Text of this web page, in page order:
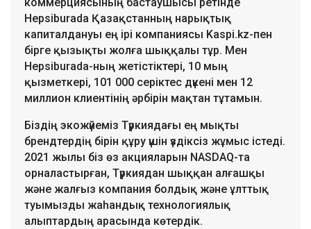
Hepsiburada Қазақстанның нарықтық
капиталдануы ең ірі компаниясы Kaspi.kz-пен
бірге қызықты жолға шыққалы тұр. Мен
Hepsiburada-ның жетістіктері, 10 мың
қызметкері, 101 000 серіктес дүкені мен 12
миллион клиентінің әрбірін мақтан тұтамын.
Біздің экожүйеміз Түркиядағы ең мықты
брендтердің бірін құру үшін үздіксіз жұмыс істеді.
2021 жылы біз өз акцияларын NASDAQ-та
орналастырған, Түркиядан шыққан алғашқы
және жалғыз компания болдық және ұлттық
туымызды жаһандық технологиялық
алыптардың арасында көтердік.